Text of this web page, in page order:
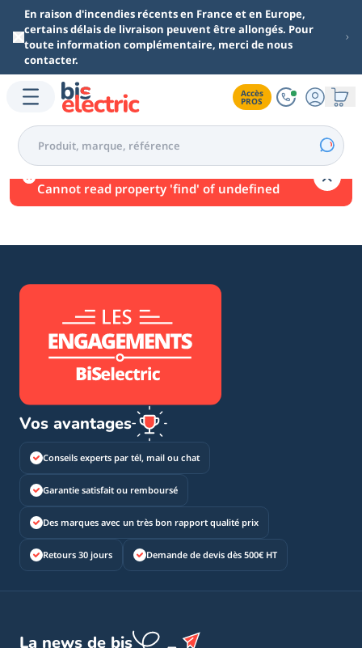
Aller au contenu principal
En raison d'incendies récents en France et en Europe,
certains délais de livraison peuvent être allongés. Pour
toute information complémentaire, merci de nous
contacter.
Accès
PROS
Une erreur est survenue.
Cannot read property 'find' of undefined
Vos avantages
Conseils experts par tél, mail ou chat
Garantie satisfait ou remboursé
Des marques avec un très bon rapport qualité prix
Retours 30 jours Demande de devis dès 500€ HT
La news de bis